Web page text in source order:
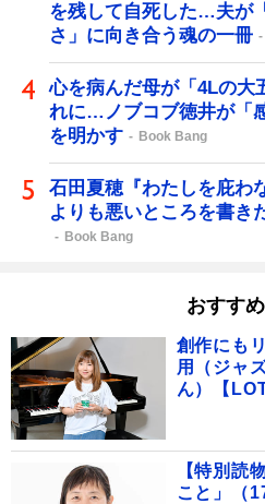
を残して自死した…夫が
さ」に向き合う魂の一冊
心を病んだ母が「4Lの大
れに…ノブコブ徳井が「
を明かす
Book Bang
石田夏穂『わたしを庇わ
よりも悪いところを書き
Book Bang
おすすめ
創作にも
用（ジャ
ん）【
【特別読
こと」（